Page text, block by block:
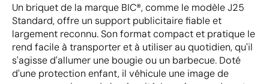
Un briquet de la marque BIC®, comme le modèle J25
Standard, offre un support publicitaire fiable et
largement reconnu. Son format compact et pratique le
rend facile à transporter et à utiliser au quotidien, qu'il
s'agisse d'allumer une bougie ou un barbecue. Doté
d'une protection enfant, il véhicule une image de